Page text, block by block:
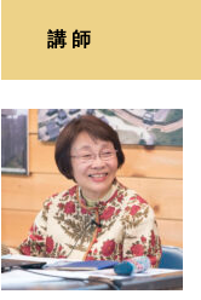
講 師